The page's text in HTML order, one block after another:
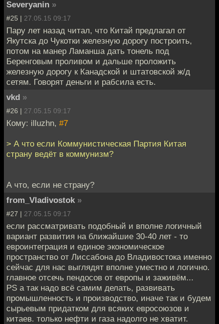
Severyanin »
#25 | 27.05.15 09:17
Пару лет назад читал, что Китай предлагал от
Якутска до Чукотки железную дорогу построить,
потом на манер Ламанша дать тонель под
Беренговым проливом и дальше проложить
железную дорогу к Канадской и штатовской ж/д
сетям. Говорят деньги и рабсила есть.
vkd »
#26 | 27.05.15 09:17
Кому: illuzhn, #7
> А что если Коммунистическая Партия Китая
страну ведёт в коммунизм?
А что, если не страну?
from_Vladivostok »
#27 | 27.05.15 09:17
если рассматривать подобный и вполне логичный
вариант развития на ближайшие 30-40 лет - то
евроинтеграция и единое экономическое
пространство от Лиссабона до Владивостока именно
сейчас для нас выглядят вполне уместно и логично.
главное отсечь пендосов от европы и заживём...
PS а так надо всё самим делать, развивать
промышленность и производство, иначе так и будем
сырьевым придатком для всяких евросоюзов и
китаев. только нефти и газа надолго не хватит.